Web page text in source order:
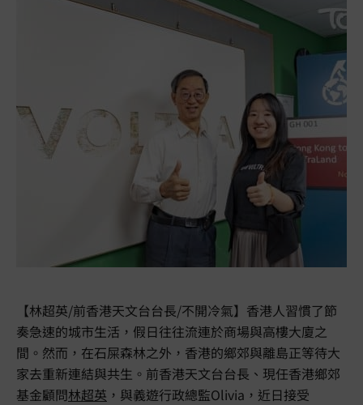
【林超英/前香港天文台台長/不開冷氣】香港人習慣了節
奏急速的城市生活，假日往往流連於商場與高樓大廈之
間。然而，在石屎森林之外，香港的鄉郊與離島正等待大
家去重新連結與共生。前香港天文台台長、現任香港鄉郊
基金顧問林超英 ，與義遊行政總監Olivia，近日接受